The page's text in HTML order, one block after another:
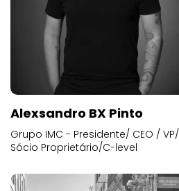
Alexsandro BX Pinto
Grupo IMC - Presidente/ CEO / VP/
Sócio Proprietário/C-level